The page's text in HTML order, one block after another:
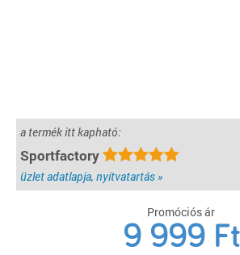
a termék itt kapható:
Sportfactory
üzlet adatlapja, nyitvatartás »
Promóciós ár
9 999 Ft